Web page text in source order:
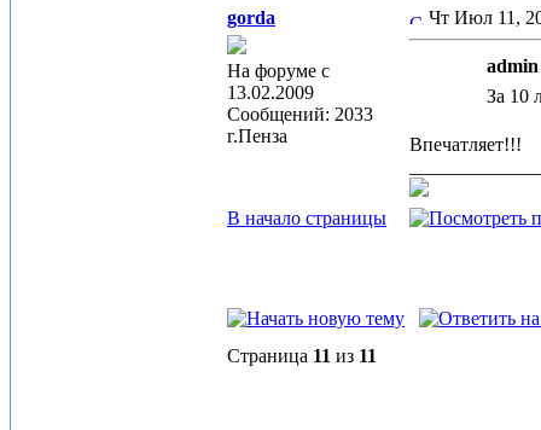
gorda
На форуме с
13.02.2009
Сообщений: 2033
г.Пенза
Чт Июл 11,
За 10
Впечатляет!!!
В начало страницы
Страница 11 из 11